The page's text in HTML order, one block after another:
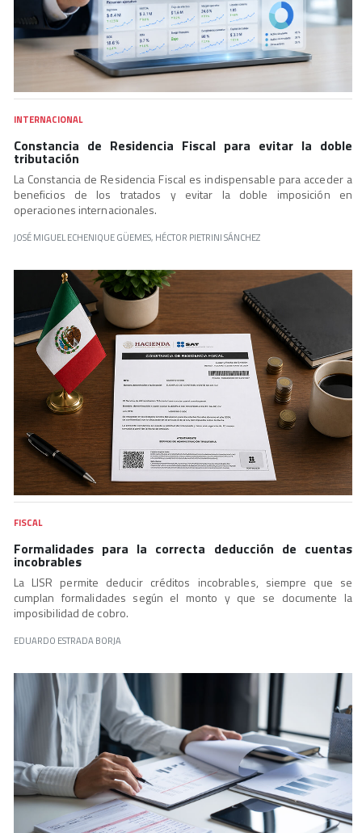
INTERNACIONAL
Constancia de Residencia Fiscal para evitar la doble
tributación
La Constancia de Residencia Fiscal es indispensable para acceder a
beneficios de los tratados y evitar la doble imposición en
operaciones internacionales.
JOSÉ MIGUEL ECHENIQUE GÜEMES, HÉCTOR PIETRINI SÁNCHEZ
FISCAL
Formalidades para la correcta deducción de cuentas
incobrables
La LISR permite deducir créditos incobrables, siempre que se
cumplan formalidades según el monto y que se documente la
imposibilidad de cobro.
EDUARDO ESTRADA BORJA